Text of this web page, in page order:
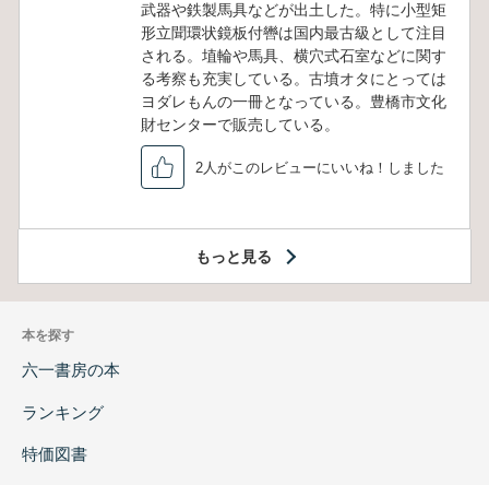
武器や鉄製馬具などが出土した。特に小型矩
形立聞環状鏡板付轡は国内最古級として注目
される。埴輪や馬具、横穴式石室などに関す
る考察も充実している。古墳オタにとっては
ヨダレもんの一冊となっている。豊橋市文化
財センターで販売している。
2人がこのレビューにいいね！しました
もっと見る
本を探す
六一書房の本
ランキング
特価図書